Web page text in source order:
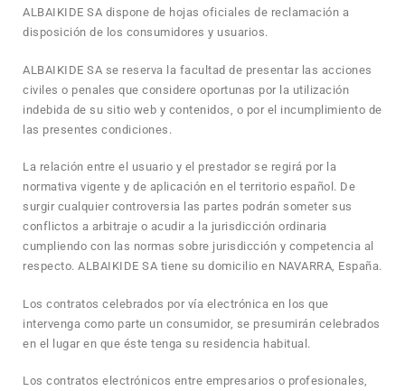
ALBAIKIDE SA dispone de hojas oficiales de reclamación a
disposición de los consumidores y usuarios.
ALBAIKIDE SA se reserva la facultad de presentar las acciones
civiles o penales que considere oportunas por la utilización
indebida de su sitio web y contenidos, o por el incumplimiento de
las presentes condiciones.
La relación entre el usuario y el prestador se regirá por la
normativa vigente y de aplicación en el territorio español. De
surgir cualquier controversia las partes podrán someter sus
conflictos a arbitraje o acudir a la jurisdicción ordinaria
cumpliendo con las normas sobre jurisdicción y competencia al
respecto. ALBAIKIDE SA tiene su domicilio en NAVARRA, España.
Los contratos celebrados por vía electrónica en los que
intervenga como parte un consumidor, se presumirán celebrados
en el lugar en que éste tenga su residencia habitual.
Los contratos electrónicos entre empresarios o profesionales,